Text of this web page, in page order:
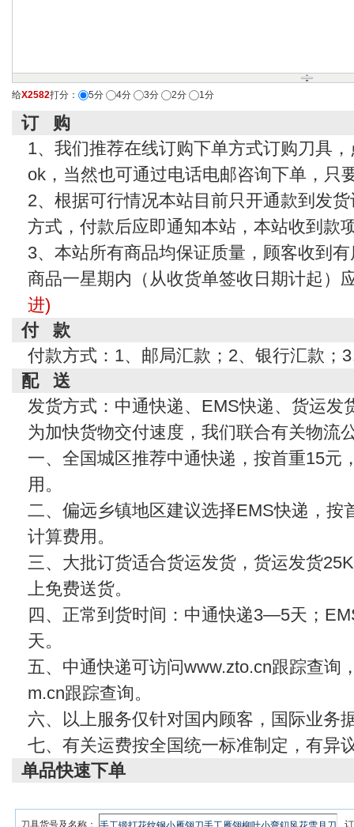
给X2582打分： 5分 4分 3分 2分 1分
订 购
1、我们推荐在线订购下单方式订购刀具，
ok，当然也可通过电话电邮咨询下单，只
2、根据可行情况本站目前只开通款到发
方式，付款后应即通知本站，本站收到款
3、本站所有商品均保证质量，顾客收到
商品一星期内（从收货单签收日期计起）
进)
付 款
付款方式：1、邮局汇款；2、银行汇款；
配 送
发货方式：中通快递、EMS快递、货运发
为加快货物交付速度，我们联合有关物流
一、全国城区推荐中通快递，按首重15元
用。
二、偏远乡镇地区建议选择EMS快递，按
计算费用。
三、大批订货适合货运发货，货运发货
上免费送货。
四、正常到货时间：中通快递3—5天；
天。
五、中通快递可访问www.zto.cn跟踪查询
m.cn跟踪查询。
六、以上服务仅针对国内顾客，国际业务
七、有关运费按全国统一标准制定，有异
单品快速下单
刀具货号及名称：